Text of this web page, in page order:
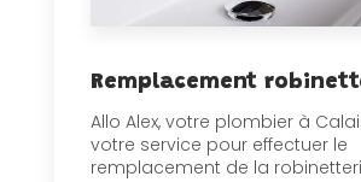
Remplacement
Allo Alex, votre plombier à
votre service pour effectuer le
remplacement de la